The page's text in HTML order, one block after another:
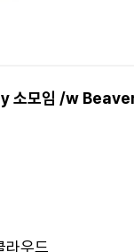
소모임 /w
라우드